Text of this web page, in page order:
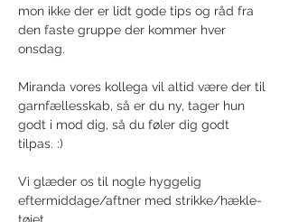
mon ikke der er lidt gode tips og råd fra
den faste gruppe der kommer hver
onsdag.
Miranda vores kollega vil altid være der til
garnfællesskab, så er du ny, tager hun
godt i mod dig, så du føler dig godt
tilpas. :)
Vi glæder os til nogle hyggelig
eftermiddage/aftner med strikke/hækle-